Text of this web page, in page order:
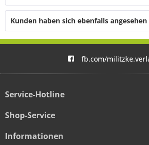
Kunden haben sich ebenfalls angesehen
fb.com/
Service-Hotline
Shop-Service
Informationen